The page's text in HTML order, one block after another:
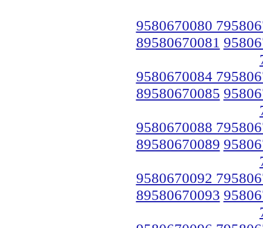
9580670080
89580670081
9580670084
89580670085
9580670088
89580670089
9580670092
89580670093